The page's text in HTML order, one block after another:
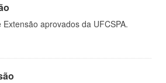
aprovados da UFCSPA.